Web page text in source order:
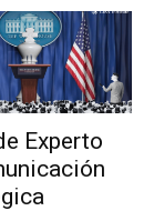
Experto